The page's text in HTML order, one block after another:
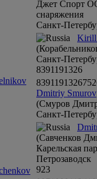
Джет Спорт
снаряжения
Санкт-
Kirill
Санкт-
8391191326
8391191326752
Dmitriy Smurov
(Смуров
Санкт-
(Савченков
Карельская
Петрозаводск
923